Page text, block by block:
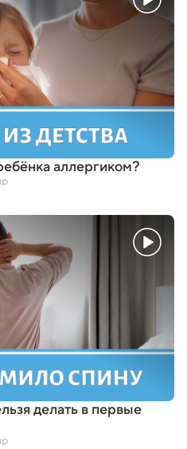
аллергиком?
делать в первые